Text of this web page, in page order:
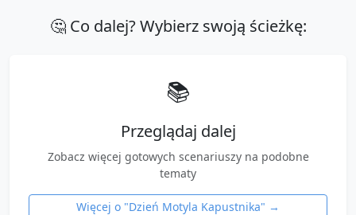
🤔 Co dalej? Wybierz swoją ścieżkę:
📚
Przeglądaj dalej
Zobacz więcej gotowych scenariuszy na podobne
tematy
Więcej o "Dzień Motyla Kapustnika" →